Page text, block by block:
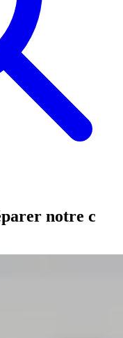
notre c